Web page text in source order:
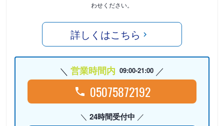
わせください。
詳しくはこちら
営業時間内 09:00-21:00
05075872192
24時間受付中